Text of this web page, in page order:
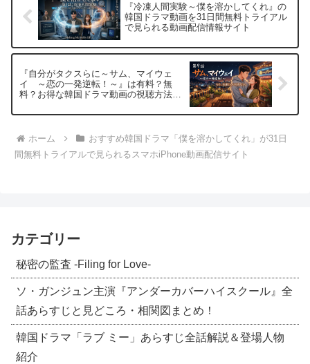
『冷凍人間実験～僕を溶かしてくれ』の
韓国ドラマ動画を31日間無料トライアル
で見られる動画配信情報サイト
『自分がタクスらに～サム、マイウェ
イ ～恋の一発逆転！～』は有料？無
料？お得な韓国ドラマ動画の視聴方法
ホーム
おすすめ韓国ドラマ「僕を溶かしてくれ」が31日
間無料トライアルで見られるスマホiPhone動画配信サイト
カテゴリー
秘密の監査 -Filing for Love-
ソ・ガンジュン主演『アンダーカバーハイスクール』全
話あらすじと見どころ・相関図まとめ！
韓国ドラマ「ラブ ミー」あらすじ全話解説＆登場人物
紹介